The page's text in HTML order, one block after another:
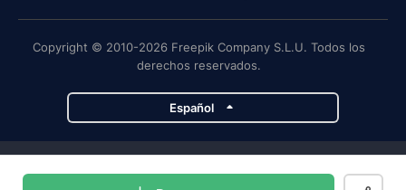
Copyright © 2010-2026 Freepik Company S.L.U. Todos los
derechos reservados.
Español